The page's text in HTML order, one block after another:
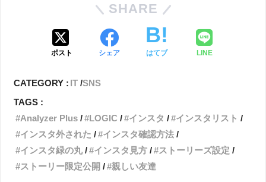
SHARE
ポスト シェア はてブ LINE
CATEGORY : IT SNS
TAGS :
Analyzer Plus
LOGIC インスタ
インスタリスト
インスタ外された
インスタ確認方法
インスタ緑の丸
インスタ見方
ストーリーズ設定
ストーリー限定公開
親しい友達